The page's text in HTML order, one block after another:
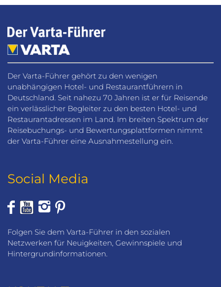
Der Varta-Führer gehört zu den wenigen
unabhängigen Hotel- und Restaurantführern in
Deutschland. Seit nahezu 70 Jahren ist er für Reisende
ein verlässlicher Begleiter zu den besten Hotel- und
Restaurantadressen im Land. Im breiten Spektrum der
Reisebuchungs- und Bewertungsplattformen nimmt
der Varta-Führer eine Ausnahmestellung ein.
Social Media
Folgen Sie dem Varta-Führer in den sozialen
Netzwerken für Neuigkeiten, Gewinnspiele und
Hintergrundinformationen.